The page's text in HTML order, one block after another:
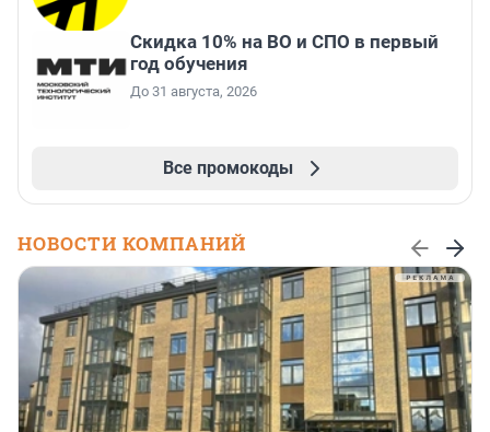
Скидка 10% на ВО и СПО в первый
год обучения
До 31 августа, 2026
Все промокоды
НОВОСТИ КОМПАНИЙ